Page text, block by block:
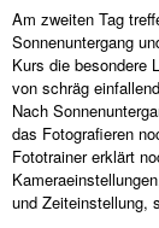
Am zweiten Tag
Sonnenuntergang
Kurs die besondere
von schräg
Nach
das Fotografieren
Fototrainer erklärt
und Zeiteinstellung,